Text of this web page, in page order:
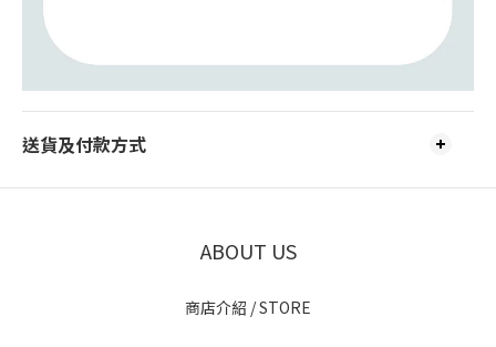
送貨及付款方式
ABOUT US
商店介紹 / STORE